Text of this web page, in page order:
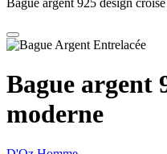
Bague argent 925 design
Bague argent
moderne